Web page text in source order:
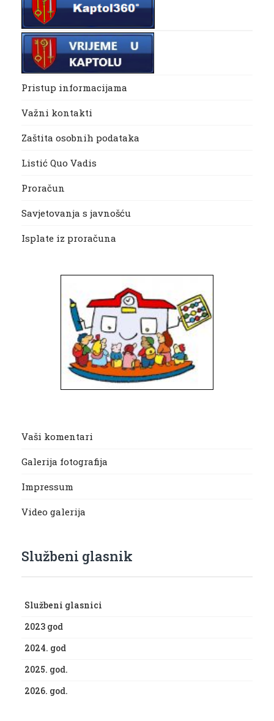
Pristup informacijama
Važni kontakti
Zaštita osobnih podataka
Listić Quo Vadis
Proračun
Savjetovanja s javnošću
Isplate iz proračuna
Vaši komentari
Galerija fotografija
Impressum
Video galerija
Službeni glasnik
Službeni glasnici
2023 god
2024. god
2025. god.
2026. god.